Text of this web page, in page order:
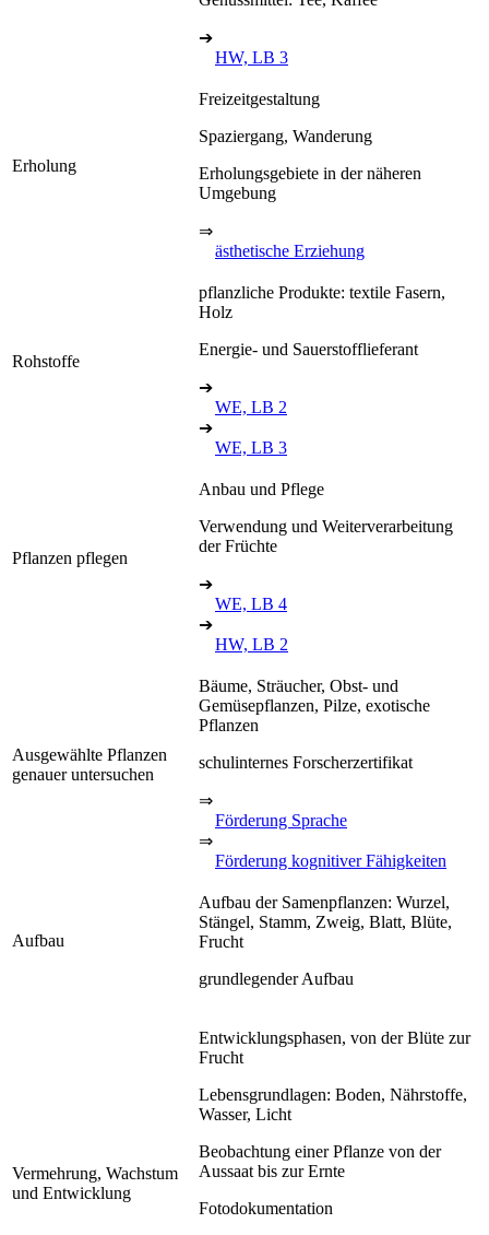
➔
HW, LB 3
Erholung
Freizeitgestaltung
Spaziergang, Wanderung
Erholungsgebiete in der näheren
Umgebung
⇒
ästhetische Erziehung
Rohstoffe
pflanzliche Produkte: textile Fasern,
Holz
Energie- und Sauerstofflieferant
➔
WE, LB 2
➔
WE, LB 3
Pflanzen pflegen
Anbau und Pflege
Verwendung und Weiterverarbeitung
der Früchte
➔
WE, LB 4
➔
HW, LB 2
Ausgewählte Pflanzen
genauer untersuchen
Bäume, Sträucher, Obst- und
Gemüsepflanzen, Pilze, exotische
Pflanzen
schulinternes Forscherzertifikat
⇒
Förderung Sprache
⇒
Förderung kognitiver Fähigkeiten
Aufbau
Aufbau der Samenpflanzen: Wurzel,
Stängel, Stamm, Zweig, Blatt, Blüte,
Frucht
grundlegender Aufbau
Vermehrung, Wachstum
und Entwicklung
Entwicklungsphasen, von der Blüte zur
Frucht
Lebensgrundlagen: Boden, Nährstoffe,
Wasser, Licht
Beobachtung einer Pflanze von der
Aussaat bis zur Ernte
Fotodokumentation